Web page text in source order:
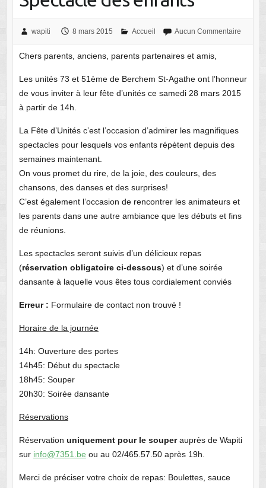
wapiti 8 mars 2015 Accueil Aucun Commentaire
Chers parents, anciens, parents partenaires et amis,
Les unités 73 et 51ème de Berchem St-Agathe ont l’honneur
de vous inviter à leur fête d’unités ce samedi 28 mars 2015
à partir de 14h.
La Fête d’Unités c’est l’occasion d’admirer les magnifiques
spectacles pour lesquels vos enfants répètent depuis des
semaines maintenant.
On vous promet du rire, de la joie, des couleurs, des
chansons, des danses et des surprises!
C’est également l’occasion de rencontrer les animateurs et
les parents dans une autre ambiance que les débuts et fins
de réunions.
Les spectacles seront suivis d’un délicieux repas
(réservation obligatoire ci-dessous) et d’une soirée
dansante à laquelle vous êtes tous cordialement conviés
Erreur : Formulaire de contact non trouvé !
Horaire de la journée
14h: Ouverture des portes
14h45: Début du spectacle
18h45: Souper
20h30: Soirée dansante
Réservations
Réservation uniquement pour le souperauprès de Wapiti
sur info@7351.be ou au 02/465.57.50 après 19h.
Merci de préciser votre choix de repas: Boulettes, sauce